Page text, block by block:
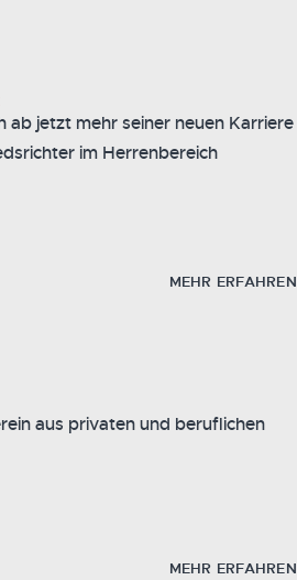
ab jetzt mehr seiner neuen Karriere
im Herrenbereich
MEHR ERFAHREN
aus privaten und beruflichen
MEHR ERFAHREN